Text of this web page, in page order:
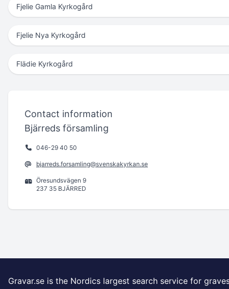
Fjelie Gamla Kyrkogård
Fjelie Nya Kyrkogård
Flädie Kyrkogård
Contact information
Bjärreds församling
046-29 40 50
bjarreds.forsamling@svenskakyrkan.se
Öresundsvägen 9
237 35 BJÄRRED
Gravar.se is the Nordics largest search service for